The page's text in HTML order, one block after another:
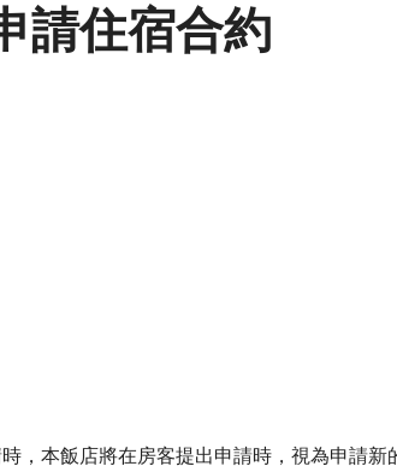
請住宿合約
，本飯店將在房客提出申請時，視為申請新